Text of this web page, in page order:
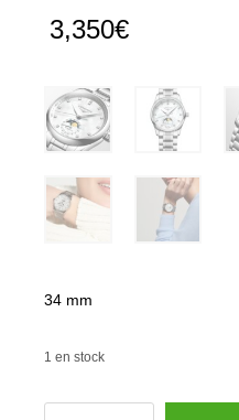
3,350€
34 mm
1 en stock